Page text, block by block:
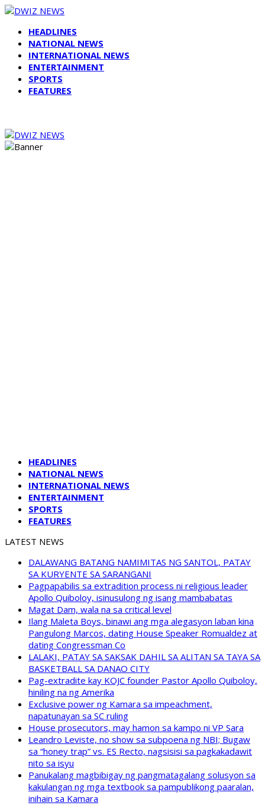
HEADLINES
NATIONAL NEWS
INTERNATIONAL NEWS
ENTERTAINMENT
SPORTS
FEATURES
HEADLINES
NATIONAL NEWS
INTERNATIONAL NEWS
ENTERTAINMENT
SPORTS
FEATURES
LATEST NEWS
DALAWANG BATANG NAMIMITAS NG SANTOL, PATAY
SA KURYENTE SA SARANGANI
Pagpapabilis sa extradition process ni religious leader
Apollo Quiboloy, isinusulong ng isang mambabatas
Magat Dam, wala na sa critical level
Ilang Maleta Boys, binawi ang mga alegasyon laban kina
Pangulong Marcos, dating House Speaker Romualdez at
dating Congressman Co
LALAKI, PATAY SA SAKSAK DAHIL SA ALITAN SA TAYA SA
BASKETBALL SA DANAO CITY
Pag-extradite kay KOJC founder Pastor Apollo Quiboloy,
hiniling na ng Amerika
Exclusive power ng Kamara sa impeachment,
napatunayan sa SC ruling
House prosecutors, may hamon sa kampo ni VP Sara
Leandro Leviste, no show sa subpoena ng NBI; Bugaw
sa “honey trap” vs. ES Recto, nagsisisi sa pagkakadawit
nito sa isyu
Panukalang magbibigay ng pangmatagalang solusyon sa
kakulangan ng mga textbook sa pampublikong paaralan,
inihain sa Kamara